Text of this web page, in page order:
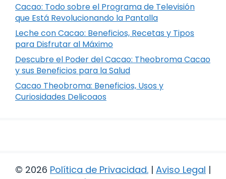
Cacao: Todo sobre el Programa de Televisión
que Está Revolucionando la Pantalla
Leche con Cacao: Beneficios, Recetas y Tipos
para Disfrutar al Máximo
Descubre el Poder del Cacao: Theobroma Cacao
y sus Beneficios para la Salud
Cacao Theobroma: Beneficios, Usos y
Curiosidades Delicoaos
© 2026 Política de Privacidad. | Aviso Legal |